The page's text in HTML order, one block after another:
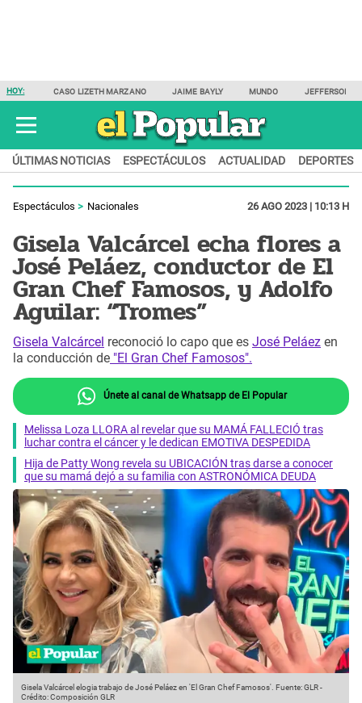
HOY: CASO LIZETH MARZANO JAIME BAYLY MUNDO JEFFERSON
ÚLTIMAS NOTICIAS ESPECTÁCULOS ACTUALIDAD DEPORTES
Espectáculos Nacionales 26 AGO 2023 | 10:13 H
Gisela Valcárcel echa flores a
José Peláez, conductor de El
Gran Chef Famosos, y Adolfo
Aguilar: “Tromes”
Gisela Valcárcel reconoció lo capo que es José Peláez en
la conducción de "El Gran Chef Famosos".
Únete al canal de Whatsapp de El Popular
Melissa Loza LLORA al revelar que su MAMÁ FALLECIÓ tras
luchar contra el cáncer y le dedican EMOTIVA DESPEDIDA
Hija de Patty Wong revela su UBICACIÓN tras darse a conocer
que su mamá dejó a su familia con ASTRONÓMICA DEUDA
Gisela Valcárcel elogia trabajo de José Peláez en 'El Gran Chef Famosos'. Fuente: GLR-
Crédito: Composición GLR